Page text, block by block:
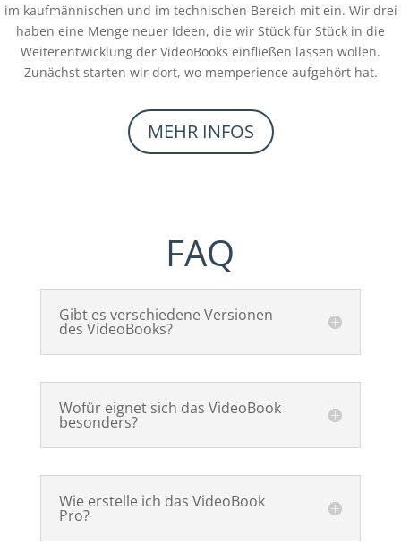
im kaufmännischen und im technischen Bereich mit ein. Wir drei
haben eine Menge neuer Ideen, die wir Stück für Stück in die
Weiterentwicklung der VideoBooks einfließen lassen wollen.
Zunächst starten wir dort, wo memperience aufgehört hat.
MEHR INFOS
FAQ
Gibt es verschiedene Versionen
des VideoBooks?
Wofür eignet sich das VideoBook
besonders?
Wie erstelle ich das VideoBook
Pro?